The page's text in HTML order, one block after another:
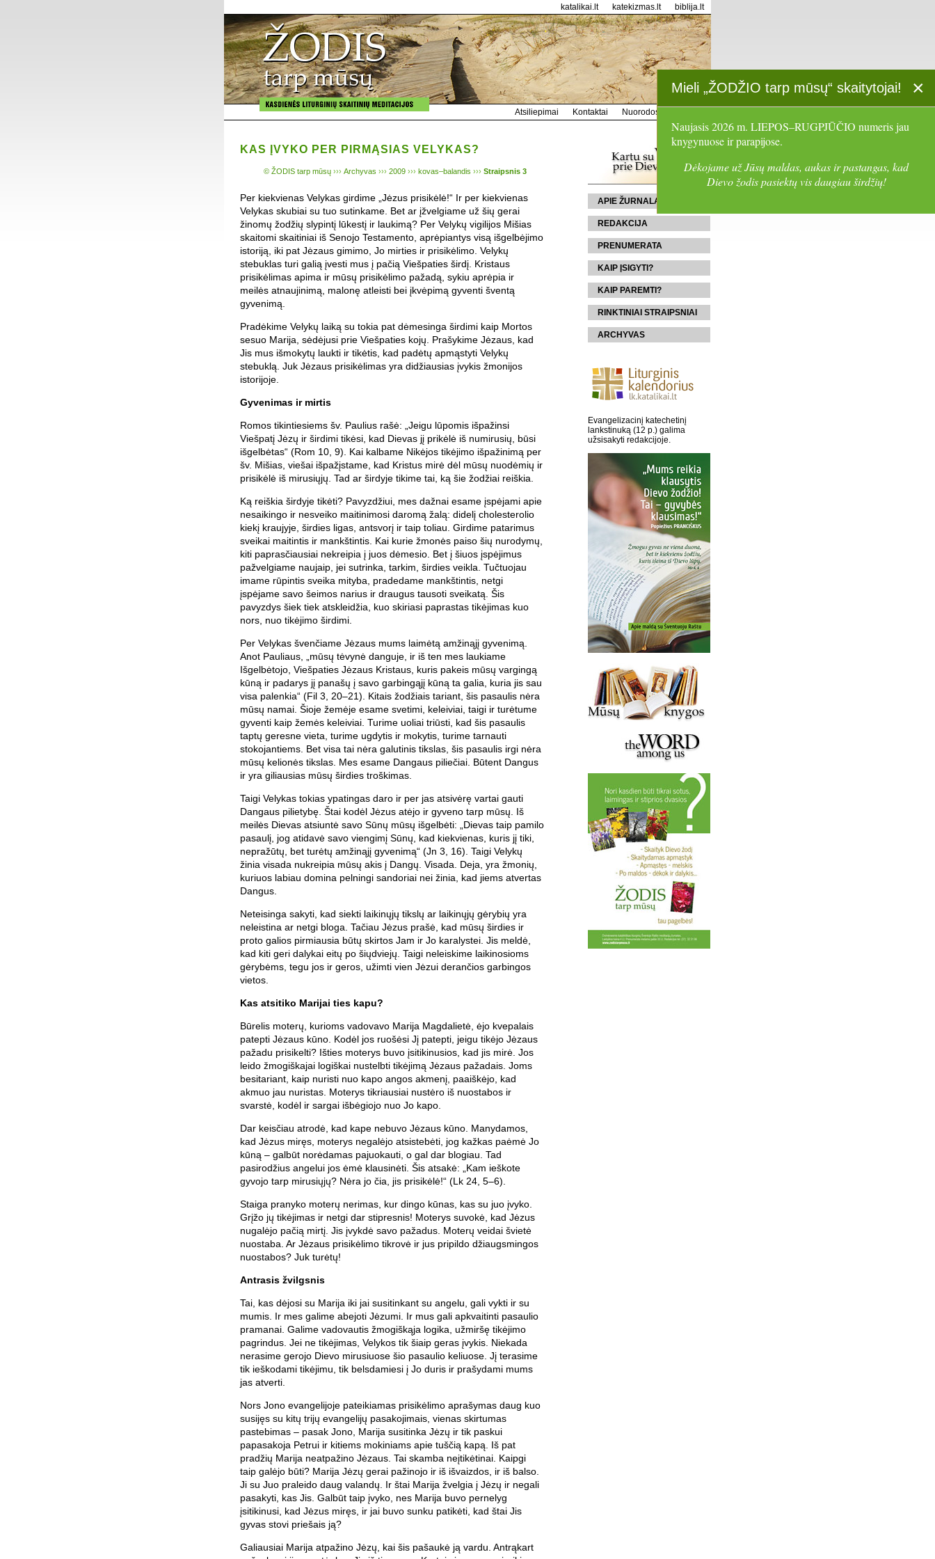
katalikai.lt katekizmas.lt biblija.lt
Atsiliepimai Kontaktai Nuorodos
KAS ĮVYKO PER PIRMĄSIAS VELYKAS?
© ŽODIS tarp mūsų ››› Archyvas ››› 2009 ››› kovas–balandis ››› Straipsnis 3
Per kiekvienas Velykas girdime „Jėzus prisikėlė!“ Ir per kiekvienas
Velykas skubiai su tuo sutinkame. Bet ar įžvelgiame už šių gerai
žinomų žodžių slypintį lūkestį ir laukimą? Per Velykų vigilijos Mišias
skaitomi skaitiniai iš Senojo Testamento, aprėpiantys visą išgelbėjimo
istoriją, iki pat Jėzaus gimimo, Jo mirties ir prisikėlimo. Velykų
stebuklas turi galią įvesti mus į pačią Viešpaties širdį. Kristaus
prisikėlimas apima ir mūsų prisikėlimo pažadą, sykiu aprėpia ir
meilės atnaujinimą, malonę atleisti bei įkvėpimą gyventi šventą
gyvenimą.
Pradėkime Velykų laiką su tokia pat dėmesinga širdimi kaip Mortos
sesuo Marija, sėdėjusi prie Viešpaties kojų. Prašykime Jėzaus, kad
Jis mus išmokytų laukti ir tikėtis, kad padėtų apmąstyti Velykų
stebuklą. Juk Jėzaus prisikėlimas yra didžiausias įvykis žmonijos
istorijoje.
Gyvenimas ir mirtis
Romos tikintiesiems šv. Paulius rašė: „Jeigu lūpomis išpažinsi
Viešpatį Jėzų ir širdimi tikėsi, kad Dievas jį prikėlė iš numirusių, būsi
išgelbėtas“ (Rom 10, 9). Kai kalbame Nikėjos tikėjimo išpažinimą per
šv. Mišias, viešai išpažįstame, kad Kristus mirė dėl mūsų nuodėmių ir
prisikėlė iš mirusiųjų. Tad ar širdyje tikime tai, ką šie žodžiai reiškia.
Ką reiškia širdyje tikėti? Pavyzdžiui, mes dažnai esame įspėjami apie
nesaikingo ir nesveiko maitinimosi daromą žalą: didelį cholesterolio
kiekį kraujyje, širdies ligas, antsvorį ir taip toliau. Girdime patarimus
sveikai maitintis ir mankštintis. Kai kurie žmonės paiso šių nurodymų,
kiti paprasčiausiai nekreipia į juos dėmesio. Bet į šiuos įspėjimus
pažvelgiame naujaip, jei sutrinka, tarkim, širdies veikla. Tučtuojau
imame rūpintis sveika mityba, pradedame mankštintis, netgi
įspėjame savo šeimos narius ir draugus tausoti sveikatą. Šis
pavyzdys šiek tiek atskleidžia, kuo skiriasi paprastas tikėjimas kuo
nors, nuo tikėjimo širdimi.
Per Velykas švenčiame Jėzaus mums laimėtą amžinąjį gyvenimą.
Anot Pauliaus, „mūsų tėvynė danguje, ir iš ten mes laukiame
Išgelbėtojo, Viešpaties Jėzaus Kristaus, kuris pakeis mūsų vargingą
kūną ir padarys jį panašų į savo garbingąjį kūną ta galia, kuria jis sau
visa palenkia“ (Fil 3, 20–21). Kitais žodžiais tariant, šis pasaulis nėra
mūsų namai. Šioje žemėje esame svetimi, keleiviai, taigi ir turėtume
gyventi kaip žemės keleiviai. Turime uoliai triūsti, kad šis pasaulis
taptų geresne vieta, turime ugdytis ir mokytis, turime tarnauti
stokojantiems. Bet visa tai nėra galutinis tikslas, šis pasaulis irgi nėra
mūsų kelionės tikslas. Mes esame Dangaus piliečiai. Būtent Dangus
ir yra giliausias mūsų širdies troškimas.
Taigi Velykas tokias ypatingas daro ir per jas atsivėrę vartai gauti
Dangaus pilietybę. Štai kodėl Jėzus atėjo ir gyveno tarp mūsų. Iš
meilės Dievas atsiuntė savo Sūnų mūsų išgelbėti: „Dievas taip pamilo
pasaulį, jog atidavė savo viengimį Sūnų, kad kiekvienas, kuris jį tiki,
nepražūtų, bet turėtų amžinąjį gyvenimą“ (Jn 3, 16). Taigi Velykų
žinia visada nukreipia mūsų akis į Dangų. Visada. Deja, yra žmonių,
kuriuos labiau domina pelningi sandoriai nei žinia, kad jiems atvertas
Dangus.
Neteisinga sakyti, kad siekti laikinųjų tikslų ar laikinųjų gėrybių yra
neleistina ar netgi bloga. Tačiau Jėzus prašė, kad mūsų širdies ir
proto galios pirmiausia būtų skirtos Jam ir Jo karalystei. Jis meldė,
kad kiti geri dalykai eitų po šiųdviejų. Taigi neleiskime laikinosioms
gėrybėms, tegu jos ir geros, užimti vien Jėzui derančios garbingos
vietos.
Kas atsitiko Marijai ties kapu?
Būrelis moterų, kurioms vadovavo Marija Magdalietė, ėjo kvepalais
patepti Jėzaus kūno. Kodėl jos ruošėsi Jį patepti, jeigu tikėjo Jėzaus
pažadu prisikelti? Išties moterys buvo įsitikinusios, kad jis mirė. Jos
leido žmogiškajai logiškai nustelbti tikėjimą Jėzaus pažadais. Joms
besitariant, kaip nuristi nuo kapo angos akmenį, paaiškėjo, kad
akmuo jau nuristas. Moterys tikriausiai nustėro iš nuostabos ir
svarstė, kodėl ir sargai išbėgiojo nuo Jo kapo.
Dar keisčiau atrodė, kad kape nebuvo Jėzaus kūno. Manydamos,
kad Jėzus miręs, moterys negalėjo atsistebėti, jog kažkas paėmė Jo
kūną – galbūt norėdamas pajuokauti, o gal dar blogiau. Tad
pasirodžius angelui jos ėmė klausinėti. Šis atsakė: „Kam ieškote
gyvojo tarp mirusiųjų? Nėra jo čia, jis prisikėlė!“ (Lk 24, 5–6).
Staiga pranyko moterų nerimas, kur dingo kūnas, kas su juo įvyko.
Grįžo jų tikėjimas ir netgi dar stipresnis! Moterys suvokė, kad Jėzus
nugalėjo pačią mirtį. Jis įvykdė savo pažadus. Moterų veidai švietė
nuostaba. Ar Jėzaus prisikėlimo tikrovė ir jus pripildo džiaugsmingos
nuostabos? Juk turėtų!
Antrasis žvilgsnis
Tai, kas dėjosi su Marija iki jai susitinkant su angelu, gali vykti ir su
mumis. Ir mes galime abejoti Jėzumi. Ir mus gali apkvaitinti pasaulio
pramanai. Galime vadovautis žmogiškąja logika, užmiršę tikėjimo
pagrindus. Jei ne tikėjimas, Velykos tik šiaip geras įvykis. Niekada
nerasime gerojo Dievo mirusiuose šio pasaulio keliuose. Jį terasime
tik ieškodami tikėjimu, tik belsdamiesi į Jo duris ir prašydami mums
jas atverti.
Nors Jono evangelijoje pateikiamas prisikėlimo aprašymas daug kuo
susijęs su kitų trijų evangelijų pasakojimais, vienas skirtumas
pastebimas – pasak Jono, Marija susitinka Jėzų ir tik paskui
papasakoja Petrui ir kitiems mokiniams apie tuščią kapą. Iš pat
pradžių Marija neatpažino Jėzaus. Tai skamba neįtikėtinai. Kaipgi
taip galėjo būti? Marija Jėzų gerai pažinojo ir iš išvaizdos, ir iš balso.
Ji su Juo praleido daug valandų. Ir štai Marija žvelgia į Jėzų ir negali
pasakyti, kas Jis. Galbūt taip įvyko, nes Marija buvo pernelyg
įsitikinusi, kad Jėzus miręs, ir jai buvo sunku patikėti, kad štai Jis
gyvas stovi priešais ją?
Galiausiai Marija atpažino Jėzų, kai šis pašaukė ją vardu. Antrąkart
APIE ŽURNALĄ
REDAKCIJA
PRENUMERATA
KAIP ĮSIGYTI?
KAIP PAREMTI?
RINKTINIAI STRAIPSNIAI
ARCHYVAS
Evangelizacinį katechetinį
lankstinuką (12 p.) galima
užsisakyti redakcijoje.
Mieli „ŽODŽIO tarp mūsų“ skaitytojai! ×
Naujasis 2026 m. LIEPOS–RUGPJŪČIO numeris jau
knygynuose ir parapijose.
Dėkojame už Jūsų maldas, aukas ir pastangas, kad
Dievo žodis pasiektų vis daugiau širdžių!